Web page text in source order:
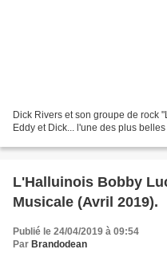
Dick Rivers et son groupe de rock
Eddy et Dick... l'une des plus
L'Halluinois Bobby
Musicale (Avril 2019).
Publié le 24/04/2019 à 09:54
Par Brandodean